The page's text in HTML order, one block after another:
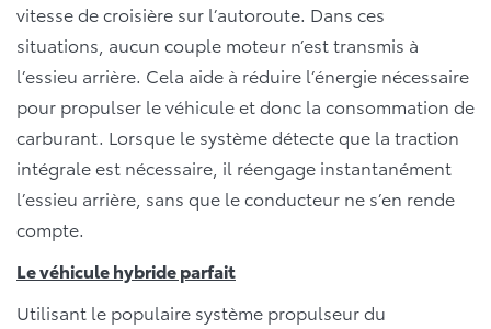
vitesse de croisière sur l’autoroute. Dans ces
situations, aucun couple moteur n’est transmis à
l’essieu arrière. Cela aide à réduire l’énergie nécessaire
pour propulser le véhicule et donc la consommation de
carburant. Lorsque le système détecte que la traction
intégrale est nécessaire, il réengage instantanément
l’essieu arrière, sans que le conducteur ne s’en rende
compte.
Le véhicule hybride parfait
Utilisant le populaire système propulseur du